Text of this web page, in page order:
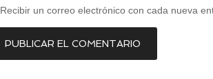
Recibir un correo electrónico con cada nueva